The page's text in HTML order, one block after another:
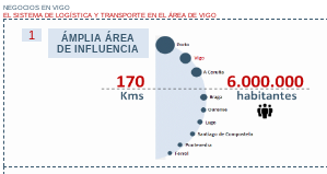
NEGOCIOS EN VIGO
EL SISTEMA DE LOGÍSTICA Y TRANSPORTE EN EL ÁREA DE VIGO
1
ÁMPLIA ÁREA
DE INFLUENCIA